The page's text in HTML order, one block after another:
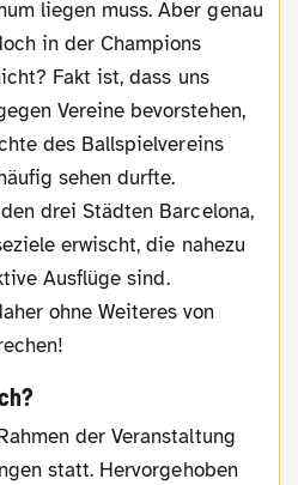
liegen muss. Aber genau
in der Champions
Fakt ist, dass uns
Vereine bevorstehen,
des Ballspielvereins
sehen durfte.
drei Städten Barcelona,
erwischt, die nahezu
Ausflüge sind.
ohne Weiteres von
statt. Hervorgehoben